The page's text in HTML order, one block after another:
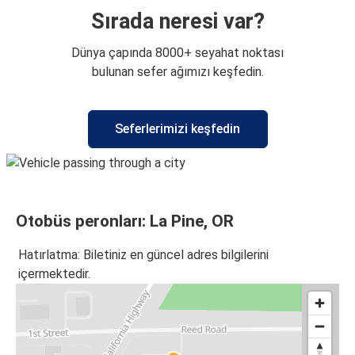
Sırada neresi var?
Dünya çapında 8000+ seyahat noktası
bulunan sefer ağımızı keşfedin.
Seferlerimizi keşfedin
Otobüs peronları: La Pine, OR
Hatırlatma: Biletiniz en güncel adres bilgilerini
içermektedir.